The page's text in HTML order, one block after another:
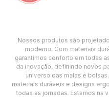
Nossos produtos são
moderno. Com materiais
garantimos conforto em todas
da inovação, definindo novos
universo das malas e
materiais duráveis e designs
todas as jornadas. Estamos na